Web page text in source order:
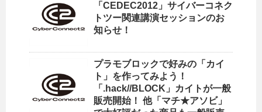
「CEDEC2012」サイバーコネク
トツー関連講演セッションのお
知らせ！
プラモブロックで好みの「カイ
ト」を作ってみよう！
「.hack//BLOCK」カイトが一般
販売開始！ 他「マチ★アソビ」